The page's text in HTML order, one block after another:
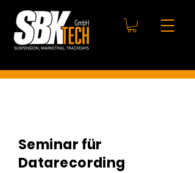
Seminar für
Datarecording